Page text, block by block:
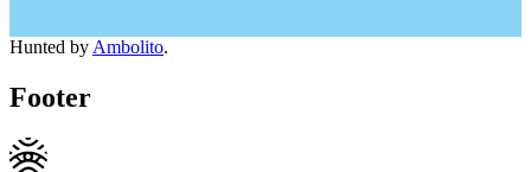
Hunted by Ambolito.
Footer